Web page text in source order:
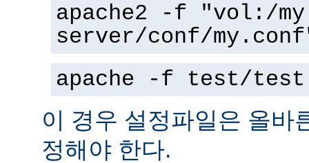
apache2 -f "vol:/my
server/conf/
apache -f test/
이 경우 설정파일은 올바
정해야 한다.